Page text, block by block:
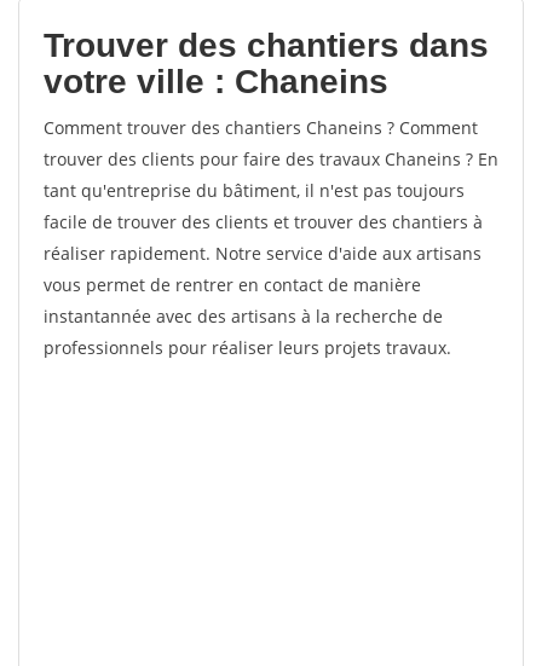
Trouver des chantiers dans
votre ville : Chaneins
Comment trouver des chantiers Chaneins ? Comment
trouver des clients pour faire des travaux Chaneins ? En
tant qu'entreprise du bâtiment, il n'est pas toujours
facile de trouver des clients et trouver des chantiers à
réaliser rapidement. Notre service d'aide aux artisans
vous permet de rentrer en contact de manière
instantannée avec des artisans à la recherche de
professionnels pour réaliser leurs projets travaux.